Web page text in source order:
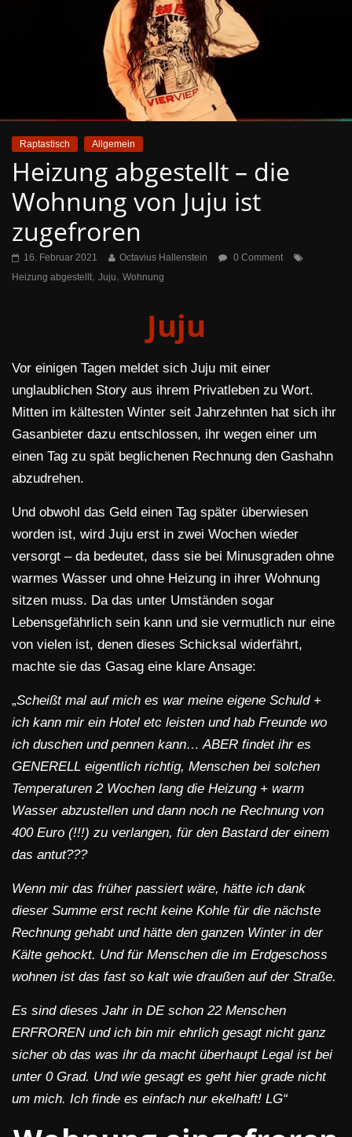
Raptastisch Allgemein
Heizung abgestellt – die
Wohnung von Juju ist
zugefroren
16. Februar 2021 Octavius Hallenstein
0 Comment
Heizung abgestellt, Juju, Wohnung
Juju
Vor einigen Tagen meldet sich Juju mit einer
unglaublichen Story aus ihrem Privatleben zu Wort.
Mitten im kältesten Winter seit Jahrzehnten hat sich ihr
Gasanbieter dazu entschlossen, ihr wegen einer um
einen Tag zu spät beglichenen Rechnung den Gashahn
abzudrehen.
Und obwohl das Geld einen Tag später überwiesen
worden ist, wird Juju erst in zwei Wochen wieder
versorgt – da bedeutet, dass sie bei Minusgraden ohne
warmes Wasser und ohne Heizung in ihrer Wohnung
sitzen muss. Da das unter Umständen sogar
Lebensgefährlich sein kann und sie vermutlich nur eine
von vielen ist, denen dieses Schicksal widerfährt,
machte sie das Gasag eine klare Ansage:
„Scheißt mal auf mich es war meine eigene Schuld +
ich kann mir ein Hotel etc leisten und hab Freunde wo
ich duschen und pennen kann… ABER findet ihr es
GENERELL eigentlich richtig, Menschen bei solchen
Temperaturen 2 Wochen lang die Heizung + warm
Wasser abzustellen und dann noch ne Rechnung von
400 Euro (!!!) zu verlangen, für den Bastard der einem
das antut???
Wenn mir das früher passiert wäre, hätte ich dank
dieser Summe erst recht keine Kohle für die nächste
Rechnung gehabt und hätte den ganzen Winter in der
Kälte gehockt. Und für Menschen die im Erdgeschoss
wohnen ist das fast so kalt wie draußen auf der Straße.
Es sind dieses Jahr in DE schon 22 Menschen
ERFROREN und ich bin mir ehrlich gesagt nicht ganz
sicher ob das was ihr da macht überhaupt Legal ist bei
unter 0 Grad. Und wie gesagt es geht hier grade nicht
um mich. Ich finde es einfach nur ekelhaft! LG“